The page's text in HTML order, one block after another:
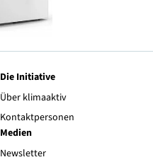
Die Initiative
Über klimaaktiv
Kontaktpersonen
Medien
Newsletter